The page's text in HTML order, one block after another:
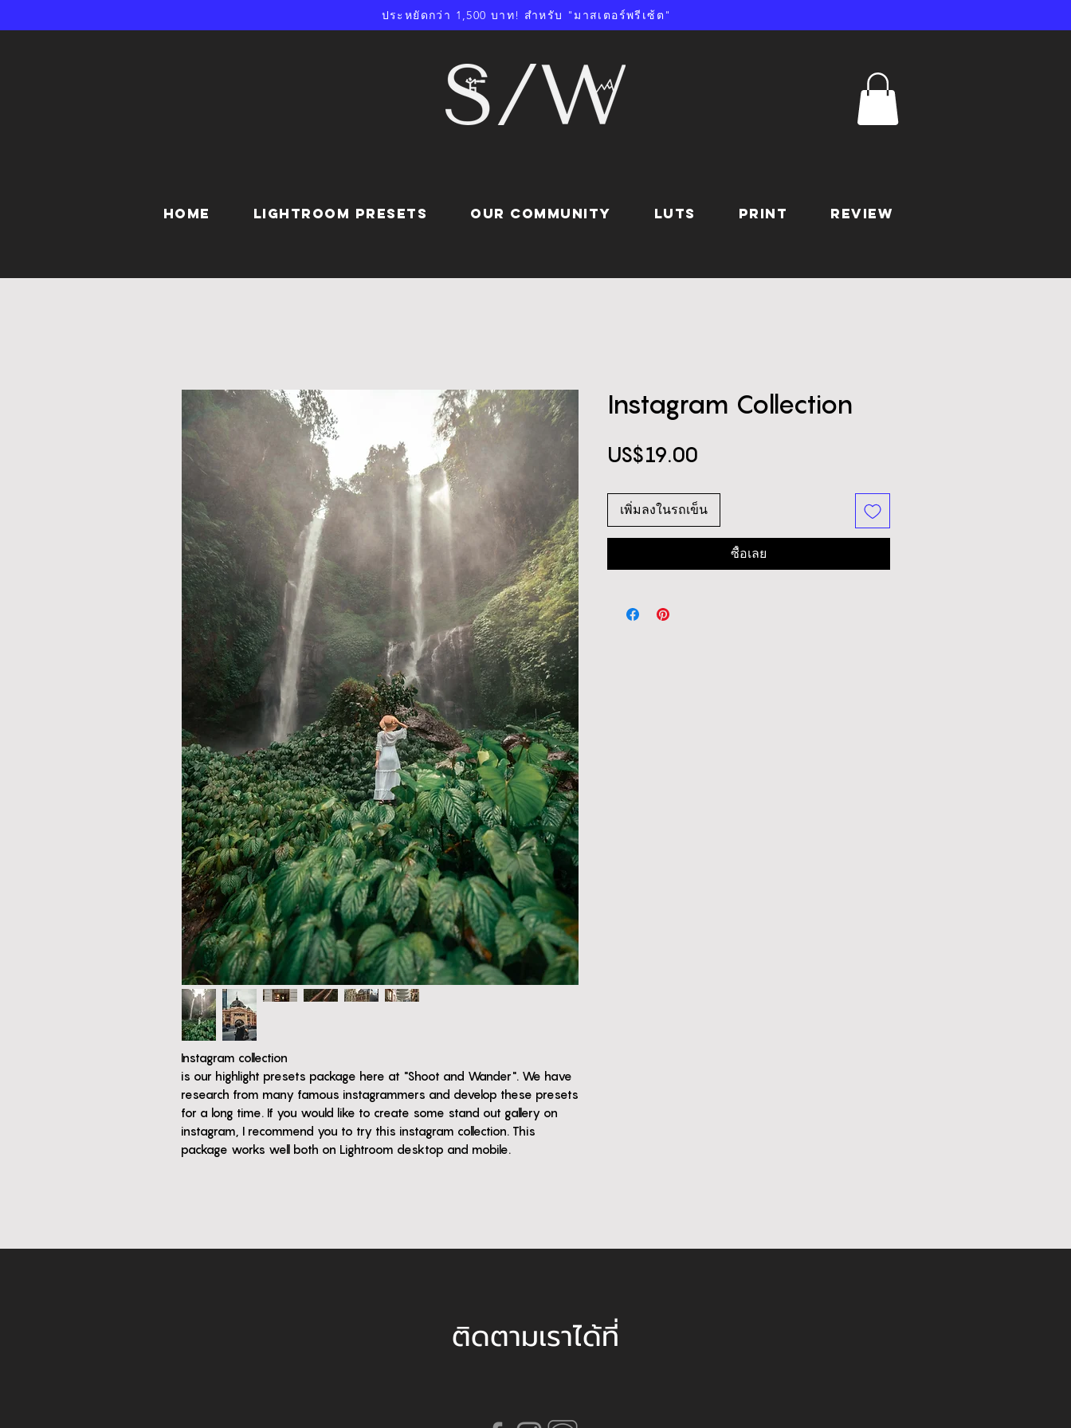
ประหยัดกว่า 1,500 บาท! สำหรับ "มาสเตอร์พรีเซ้ต"
HOME LIGHTROOM PRESETS OUR COMMUNITY LUTs Print REVIEW
Instagram collection
is our highlight presets package here at "Shoot and Wander". We have
research from many famous instagrammers and develop these presets
for a long time. If you would like to create some stand out gallery on
instagram, I recommend you to try this instagram collection. This
package works well both on Lightroom desktop and mobile.
Instagram Collection
US$19.00
เพิ่มลงในรถเข็น
ซื้อเลย
ติดตามเราได้ที่